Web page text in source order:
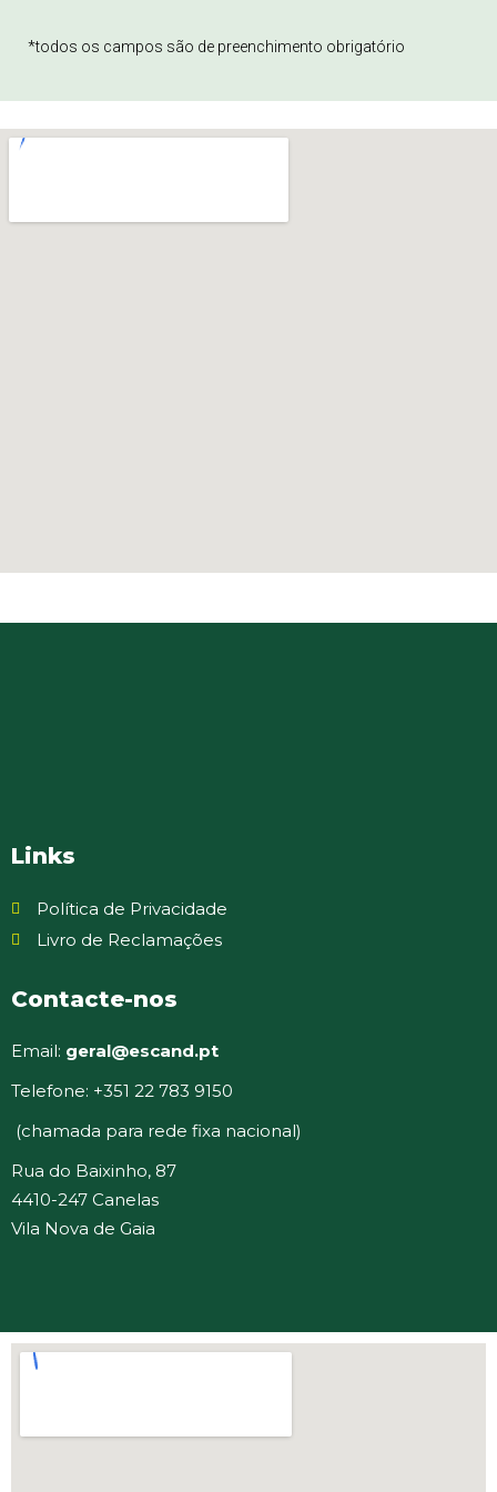
*todos os campos são de preenchimento obrigatório
Links
Política de Privacidade
Livro de Reclamações
Contacte-nos
Email: geral@escand.pt
Telefone: +351 22 783 9150
(chamada para rede fixa nacional)
Rua do Baixinho, 87
4410-247 Canelas
Vila Nova de Gaia